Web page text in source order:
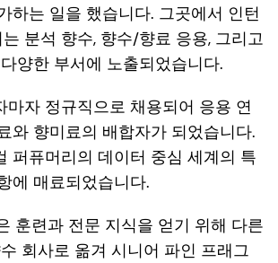
하는 일을 했습니다. 그곳에서 인턴
분석 향수, 향수/향료 응용, 그리고
양한 부서에 노출되었습니다.
마자 정규직으로 채용되어 응용 연
와 향미료의 배합자가 되었습니다.
퍼퓨머리의 데이터 중심 세계의 특
에 매료되었습니다.
훈련과 전문 지식을 얻기 위해 다른
회사로 옮겨 시니어 파인 프래그